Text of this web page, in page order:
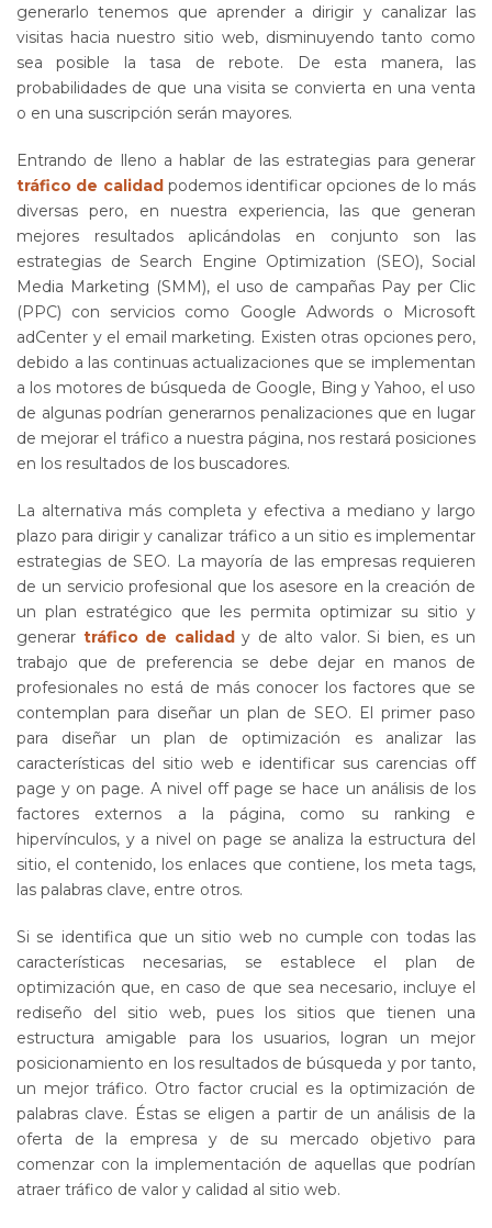
generarlo tenemos que aprender a dirigir y canalizar las
visitas hacia nuestro sitio web, disminuyendo tanto como
sea posible la tasa de rebote. De esta manera, las
probabilidades de que una visita se convierta en una venta
o en una suscripción serán mayores.
Entrando de lleno a hablar de las estrategias para generar
tráfico de calidadpodemos identificar opciones de lo más
diversas pero, en nuestra experiencia, las que generan
mejores resultados aplicándolas en conjunto son las
estrategias de Search Engine Optimization (SEO), Social
Media Marketing (SMM), el uso de campañas Pay per Clic
(PPC) con servicios como Google Adwords o Microsoft
adCenter y el email marketing. Existen otras opciones pero,
debido a las continuas actualizaciones que se implementan
a los motores de búsqueda de Google, Bing y Yahoo, el uso
de algunas podrían generarnos penalizaciones que en lugar
de mejorar el tráfico a nuestra página, nos restará posiciones
en los resultados de los buscadores.
La alternativa más completa y efectiva a mediano y largo
plazo para dirigir y canalizar tráfico a un sitio es implementar
estrategias de SEO. La mayoría de las empresas requieren
de un servicio profesional que los asesore en la creación de
un plan estratégico que les permita optimizar su sitio y
generar tráfico de calidady de alto valor. Si bien, es un
trabajo que de preferencia se debe dejar en manos de
profesionales no está de más conocer los factores que se
contemplan para diseñar un plan de SEO. El primer paso
para diseñar un plan de optimización es analizar las
características del sitio web e identificar sus carencias off
page y on page. A nivel off page se hace un análisis de los
factores externos a la página, como su ranking e
hipervínculos, y a nivel on page se analiza la estructura del
sitio, el contenido, los enlaces que contiene, los meta tags,
las palabras clave, entre otros.
Si se identifica que un sitio web no cumple con todas las
características necesarias, se establece el plan de
optimización que, en caso de que sea necesario, incluye el
rediseño del sitio web, pues los sitios que tienen una
estructura amigable para los usuarios, logran un mejor
posicionamiento en los resultados de búsqueda y por tanto,
un mejor tráfico. Otro factor crucial es la optimización de
palabras clave. Éstas se eligen a partir de un análisis de la
oferta de la empresa y de su mercado objetivo para
comenzar con la implementación de aquellas que podrían
atraer tráfico de valor y calidad al sitio web.